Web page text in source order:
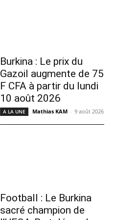
Burkina : Le prix du
Gazoil augmente de 75
F CFA à partir du lundi
10 août 2026
A LA UNE Mathias KAM - 9 août 2026
Football : Le Burkina
sacré champion de